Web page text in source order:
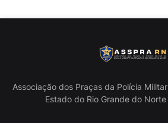
Associação dos Praças da Polícia
Estado do Rio Grande do Norte